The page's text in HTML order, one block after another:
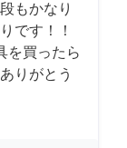
もかなり
です！！
を買ったら
りがとう